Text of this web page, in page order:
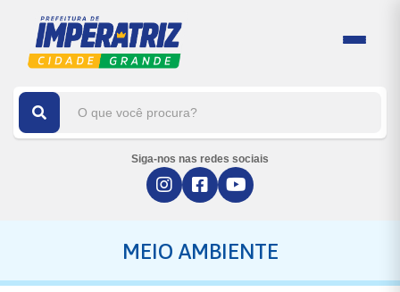
Siga-nos nas redes sociais
MEIO AMBIENTE